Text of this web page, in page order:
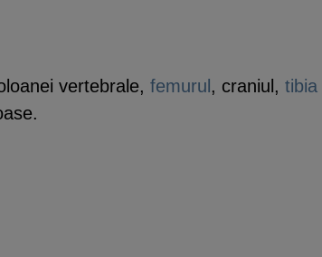
vertebrale, femurul, craniul, tibia